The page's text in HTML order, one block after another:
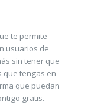
te permite
usuarios de
sin tener que
que tengas en
que puedan
gratis.